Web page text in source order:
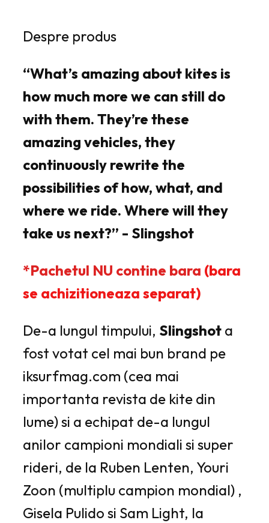
Despre produs
“What’s amazing about kites is
how much more we can still do
with them. They’re these
amazing vehicles, they
continuously rewrite the
possibilities of how, what, and
where we ride. Where will they
take us next?” - Slingshot
*Pachetul NU contine bara (bara
se achizitioneaza separat)
De-a lungul timpului, Slingshot a
fost votat cel mai bun brand pe
iksurfmag.com (cea mai
importanta revista de kite din
lume) si a echipat de-a lungul
anilor campioni mondiali si super
rideri, de la Ruben Lenten, Youri
Zoon (multiplu campion mondial) ,
Gisela Pulido si Sam Light, la